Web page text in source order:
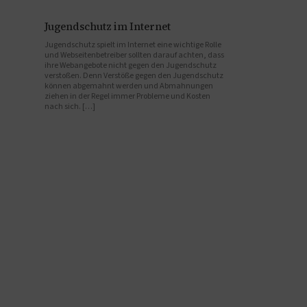
Jugendschutz im Internet
Jugendschutz spielt im Internet eine wichtige Rolle
und Webseitenbetreiber sollten darauf achten, dass
ihre Webangebote nicht gegen den Jugendschutz
verstoßen. Denn Verstöße gegen den Jugendschutz
können abgemahnt werden und Abmahnungen
ziehen in der Regel immer Probleme und Kosten
nach sich. […]